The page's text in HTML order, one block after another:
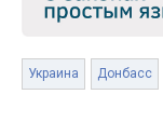
Украина Донбасс